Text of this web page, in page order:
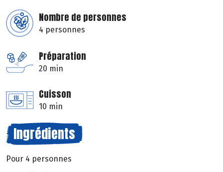
Nombre de personnes
4 personnes
Préparation
20 min
Cuisson
10 min
Ingrédients
Pour 4 personnes